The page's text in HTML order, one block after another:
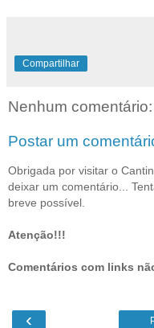
Compartilhar
Nenhum comentário:
Postar um
Obrigada por visitar o
deixar um comentário...
breve possível.
Atenção!!!
Comentários com links
‹